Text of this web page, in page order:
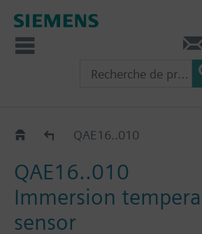
Sondes à plongeur: QAE.. / FT-
QAE16..010
QAE16..010
Immersion
sensor